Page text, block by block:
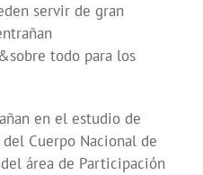
servir de gran
todo para los
en el estudio de
Cuerpo Nacional de
área de Participación